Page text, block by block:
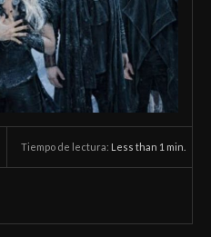
Tiempo de lectura: Less than 1 min.